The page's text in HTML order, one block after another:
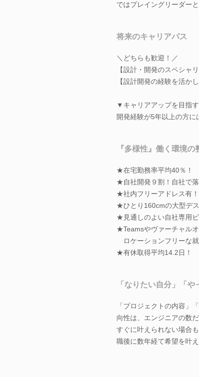
ではプレイングリーダー
将来のキャリアパス
＼どちらも歓迎！／
【設計・開発のスペシャ
【設計開発の経験を活か
▼キャリアアップを目指
開発経験が5年以上の方に
『多様性』働く環境
★在宅勤務率平均40％！
★自社開発９割！自社で
★社内フリーアドレス有！
★ひとり160cmの大型デ
★見通しのよい自社専用
★Teamsやヴァーチャル
ロケーションフリーな就
★有休取得平均14.2日！
「なりたい自分」「
「プロジェクトの内容」
向性は、エンジニアの数だ
すぐに叶えられない場合
職後に数年経て希望を叶